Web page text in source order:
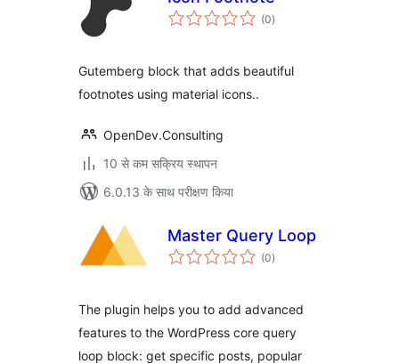
(0कुल
दर)
Gutemberg block that adds beautiful
footnotes using material icons..
OpenDev.Consulting
10 से कम सक्रिय स्थापन
6.0.13 के साथ परीक्षण किया
Master Query Loop
(0कुल
दर)
The plugin helps you to add advanced
features to the WordPress core query
loop block: get specific posts, popular